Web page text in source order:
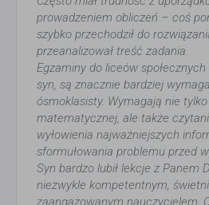
prowadzeniem obliczeń – coś
szybko przechodził do
przeanalizował treść zadania.
Egzaminy do liceów
syn, są znacznie bardziej
ósmoklasisty. Wymagają nie
matematycznej, ale także
wyłowienia najważniejszych
sformułowania problemu przed
Syn bardzo lubił lekcje z Panem
niezwykle kompetentnym,
zaangażowanym nauczycielem.